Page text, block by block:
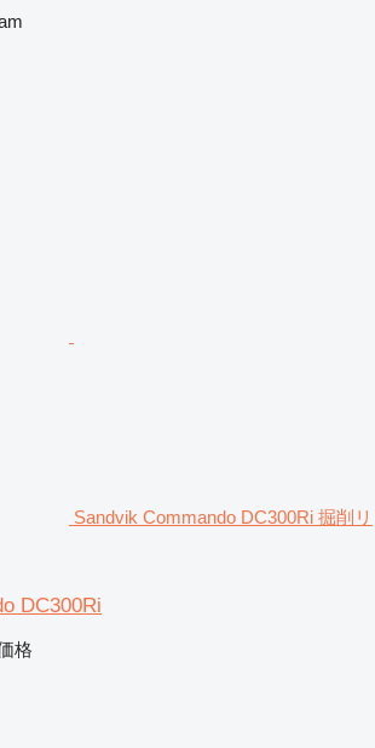
Sandvik Commando DC300Ri 掘削リ
DC300Ri
格